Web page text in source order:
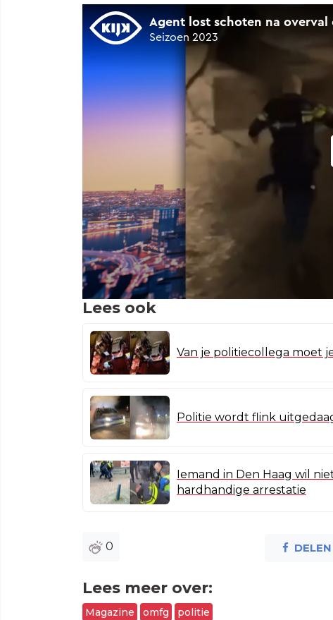
Lees ook
Van je politiecollega moet
Politie wordt flink
Iemand in Den Haag wil
hardhandige arrestatie
0
Lees meer over:
Magazine omfg politie